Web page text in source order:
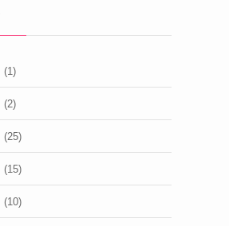
(1)
(2)
(25)
(15)
(10)